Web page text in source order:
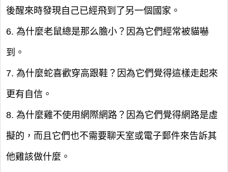
後醒來時發現自己已經飛到了另一個國家。
6. 為什麼老鼠總是那么膽小？因為它們經常被貓嚇
到。
7. 為什麼蛇喜歡穿高跟鞋？因為它們覺得這樣走起來
更有自信。
8. 為什麼雞不使用網際網路？因為它們覺得網路是虛
擬的，而且它們也不需要聊天室或電子郵件來告訴其
他雞該做什麼。